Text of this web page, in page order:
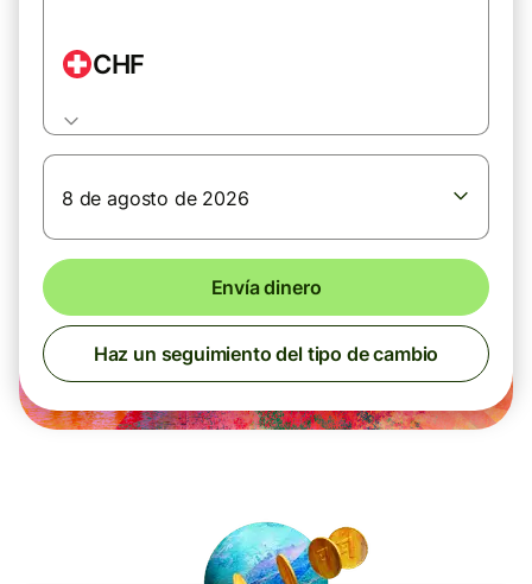
CHF
8 de agosto de 2026
Envía dinero
Haz un seguimiento del tipo de cambio